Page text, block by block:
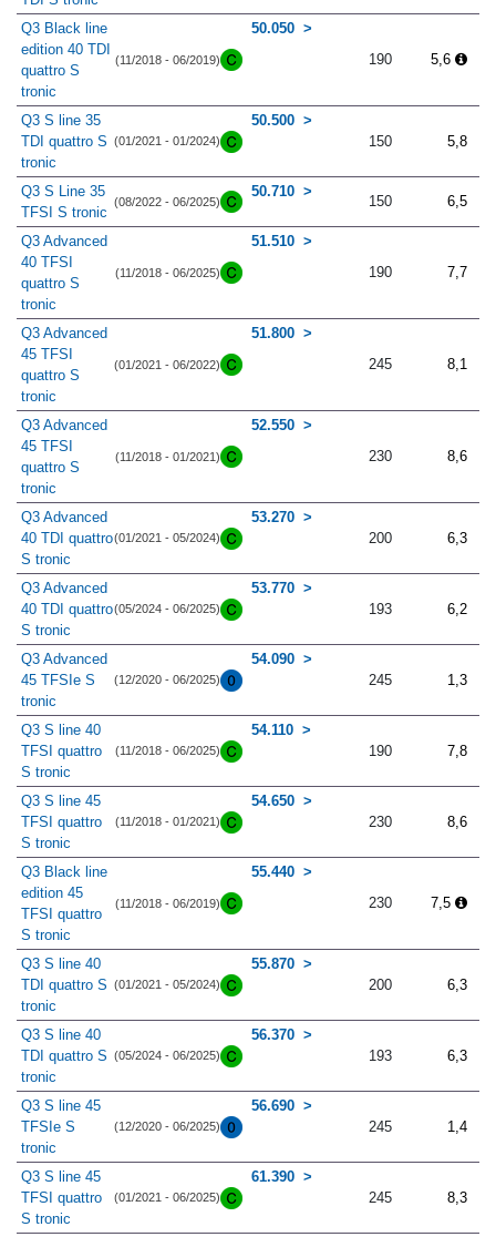
Q3 Black line
edition 40 TDI
quattro S
tronic
(11/2018 - 06/2019)
50.050
190
5,6
Q3 S line 35
TDI quattro S
tronic
(01/2021 - 01/2024)
50.500
150
5,8
Q3 S Line 35
TFSI S tronic
(08/2022 - 06/2025)
50.710
150 6,5
Q3 Advanced
40 TFSI
quattro S
tronic
(11/2018 - 06/2025)
51.510
190
7,7
Q3 Advanced
45 TFSI
quattro S
tronic
(01/2021 - 06/2022)
51.800
245
8,1
Q3 Advanced
45 TFSI
quattro S
tronic
(11/2018 - 01/2021)
52.550
230
8,6
Q3 Advanced
40 TDI quattro
S tronic
(01/2021 - 05/2024)
53.270
200
6,3
Q3 Advanced
40 TDI quattro
S tronic
(05/2024 - 06/2025)
53.770
193
6,2
Q3 Advanced
45 TFSIe S
tronic
(12/2020 - 06/2025)
54.090
245
1,3
Q3 S line 40
TFSI quattro
S tronic
(11/2018 - 06/2025)
54.110
190
7,8
Q3 S line 45
TFSI quattro
S tronic
(11/2018 - 01/2021)
54.650
230
8,6
Q3 Black line
edition 45
TFSI quattro
S tronic
(11/2018 - 06/2019)
55.440
230
7,5
Q3 S line 40
TDI quattro S
tronic
(01/2021 - 05/2024)
55.870
200
6,3
Q3 S line 40
TDI quattro S
tronic
(05/2024 - 06/2025)
56.370
193
6,3
Q3 S line 45
TFSIe S
tronic
(12/2020 - 06/2025)
56.690
245
1,4
Q3 S line 45
TFSI quattro
S tronic
(01/2021 - 06/2025)
61.390
245
8,3